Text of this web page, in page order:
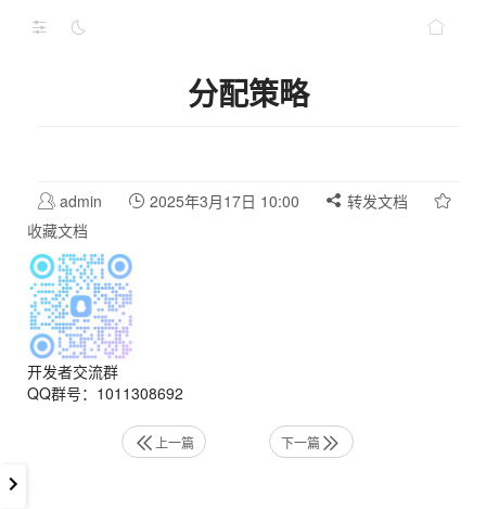
分配策略
admin 2025年3月17日 10:00
转发文档
收藏文档
开发者交流群
QQ群号：1011308692
上一篇 下一篇